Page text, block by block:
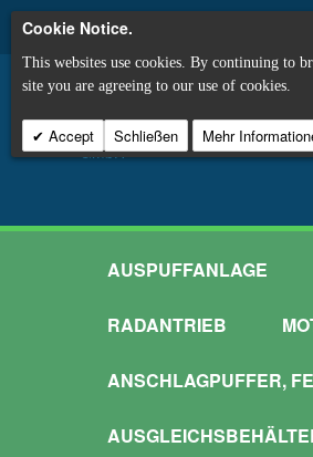
AUSPUFFANLAGE
RADANTRIEB
ANSCHLAGPUFFER,
Cookie Notice.
This websites use cookies. By continuing to
site you are agreeing to our use of cookies.
Accept Schließen Mehr